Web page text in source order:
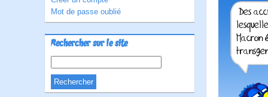
Mot de passe oublié
Rechercher sur le site